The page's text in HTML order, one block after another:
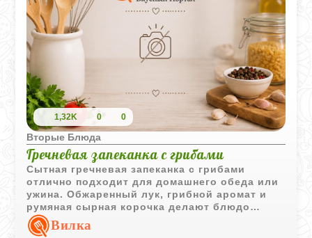
1,32K 0 0
Вторые Блюда
Гречневая запеканка с грибами
Сытная гречневая запеканка с грибами
отлично подходит для домашнего обеда или
ужина. Обжаренный лук, грибной аромат и
румяная сырная корочка делают блюдо
простым, но очень уютным.
Вилка